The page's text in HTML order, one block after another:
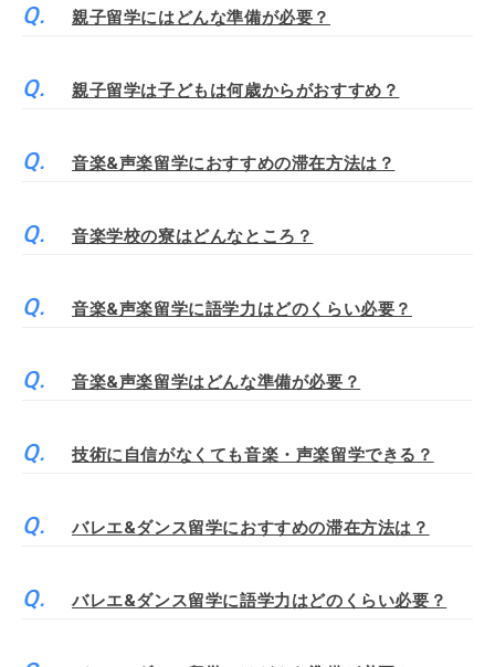
親子留学にはどんな準備が必要？
親子留学は子どもは何歳からがおすすめ？
音楽&声楽留学におすすめの滞在方法は？
音楽学校の寮はどんなところ？
音楽&声楽留学に語学力はどのくらい必要？
音楽&声楽留学はどんな準備が必要？
技術に自信がなくても音楽・声楽留学できる？
バレエ&ダンス留学におすすめの滞在方法は？
バレエ&ダンス留学に語学力はどのくらい必要？